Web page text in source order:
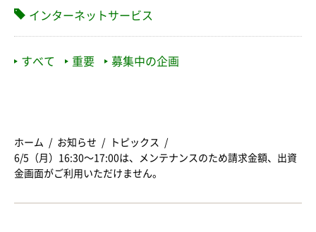
インターネットサービス
すべて 重要 募集中の企画
ホーム お知らせ
トピックス
6/5（月）16:30〜17:00は、メンテナンスのため請求金額、出資
金画面がご利用いただけません。